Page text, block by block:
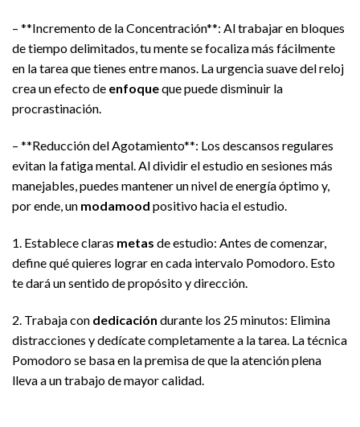
– **Incremento de la Concentración**: Al trabajar en bloques
de tiempo delimitados, tu mente se focaliza más fácilmente
en la tarea que tienes entre manos. La urgencia suave del reloj
crea un efecto de enfoqueque puede disminuir la
procrastinación.
– **Reducción del Agotamiento**: Los descansos regulares
evitan la fatiga mental. Al dividir el estudio en sesiones más
manejables, puedes mantener un nivel de energía óptimo y,
por ende, un modamood positivo hacia el estudio.
1. Establece claras metas de estudio: Antes de comenzar,
define qué quieres lograr en cada intervalo Pomodoro. Esto
te dará un sentido de propósito y dirección.
2. Trabaja con dedicación durante los 25 minutos: Elimina
distracciones y dedícate completamente a la tarea. La técnica
Pomodoro se basa en la premisa de que la atención plena
lleva a un trabajo de mayor calidad.